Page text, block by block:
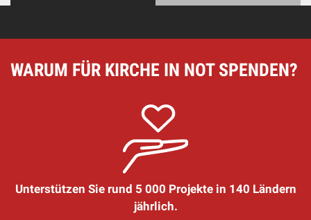
WARUM FÜR KIRCHE IN NOT SPENDEN?
Unterstützen Sie rund 5 000 Projekte in 140 Ländern
jährlich.